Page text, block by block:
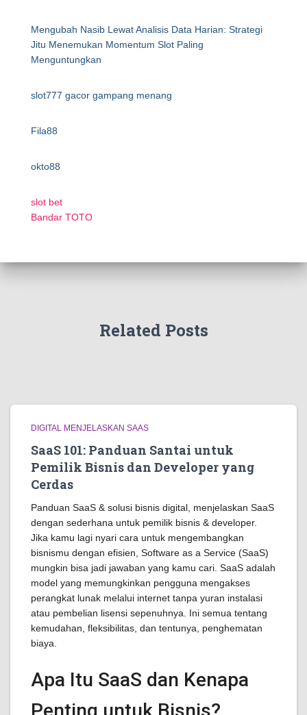
Mengubah Nasib Lewat Analisis Data Harian: Strategi
Jitu Menemukan Momentum Slot Paling
Menguntungkan
slot777 gacor gampang menang
Fila88
okto88
slot bet
Bandar TOTO
Related Posts
DIGITAL MENJELASKAN SAAS
SaaS 101: Panduan Santai untuk
Pemilik Bisnis dan Developer yang
Cerdas
Panduan SaaS & solusi bisnis digital, menjelaskan SaaS
dengan sederhana untuk pemilik bisnis & developer.
Jika kamu lagi nyari cara untuk mengembangkan
bisnismu dengan efisien, Software as a Service (SaaS)
mungkin bisa jadi jawaban yang kamu cari. SaaS adalah
model yang memungkinkan pengguna mengakses
perangkat lunak melalui internet tanpa yuran instalasi
atau pembelian lisensi sepenuhnya. Ini semua tentang
kemudahan, fleksibilitas, dan tentunya, penghematan
biaya.
Apa Itu SaaS dan Kenapa